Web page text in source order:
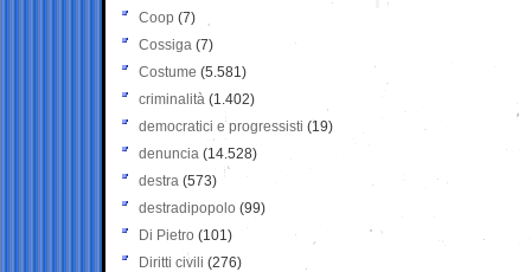
Coop (7)
Cossiga (7)
Costume (5.581)
criminalità (1.402)
democratici e progressisti (19)
denuncia (14.528)
destra (573)
destradipopolo (99)
Di Pietro (101)
Diritti civili (276)